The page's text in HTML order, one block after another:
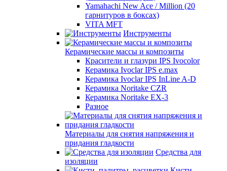
Yamahachi New Ace / Million (20
гарнитуров в боксах)
VITA MFT
Инструменты
Керамические массы и композиты
Красители и глазури IPS Ivocolor
Керамика Ivoclar IPS e.max
Керамика Ivoclar IPS InLine A-D
Керамика Noritake CZR
Керамика Noritake EX-3
Разное
Материалы для снятия напряжения и
придания гладкости
Средства для
изоляции